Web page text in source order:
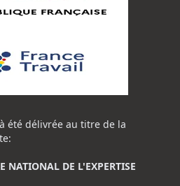
été délivrée au titre de la
DE L'EXPERTISE